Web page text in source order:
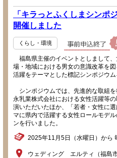
「キラっとふくしまシンポ
開催しました
くらし・環境
福島県主催のイベントとしまして
場・地域における男女の意識改革を
活躍をテーマとした標記シンポジウム
シンポジウムでは、先進的な取組
永乳業株式会社における女性活躍等
演いただいたほか、「若者・女性に
マに県内で活躍する女性ロールモデ
ンを行いました。
2025年11月5日（水曜日）から
ウェディング エルティ（福島